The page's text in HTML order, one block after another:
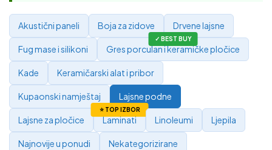
Akustični paneli Boja za zidove Drvene lajsne
Fug mase i silikoni Gres porculan i keramičke pločice
Kade Keramičarski alat i pribor
Kupaonski namještaj Lajsne podne
Lajsne za pločice Laminati Linoleumi Ljepila
Najnovije u ponudi Nekategorizirane